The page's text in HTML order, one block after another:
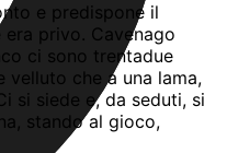
e predispone il
privo. Cavenago
ci sono trentadue
velluto che a una lama,
si siede e, da seduti, si
stando al gioco,